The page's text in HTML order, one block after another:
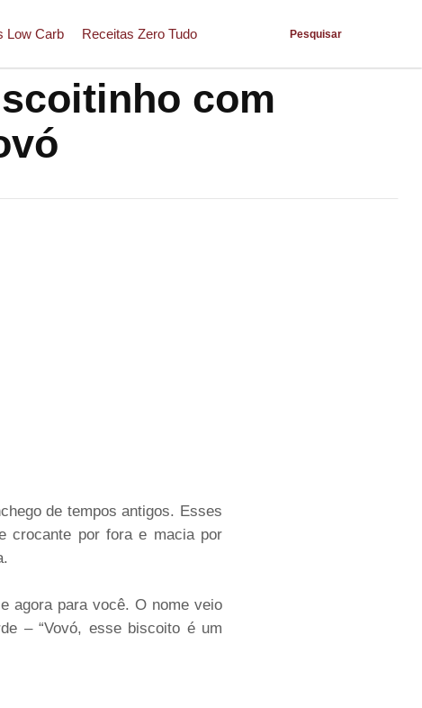
Low Carb Receitas Zero Tudo Pesquisar
com
de tempos antigos. Esses
crocante por fora e macia por
agora para você. O nome veio
– “Vovó, esse biscoito é um